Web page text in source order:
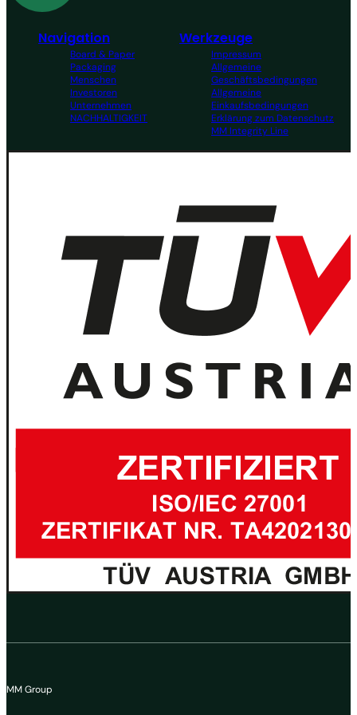
Navigation
Board & Paper
Packaging
Menschen
Investoren
Unternehmen
NACHHALTIGKEIT
Werkzeuge
Impressum
Allgemeine
Geschäftsbedingungen
Allgemeine
Einkaufsbedingungen
Erklärung zum Datenschutz
MM Integrity Line
MM Group